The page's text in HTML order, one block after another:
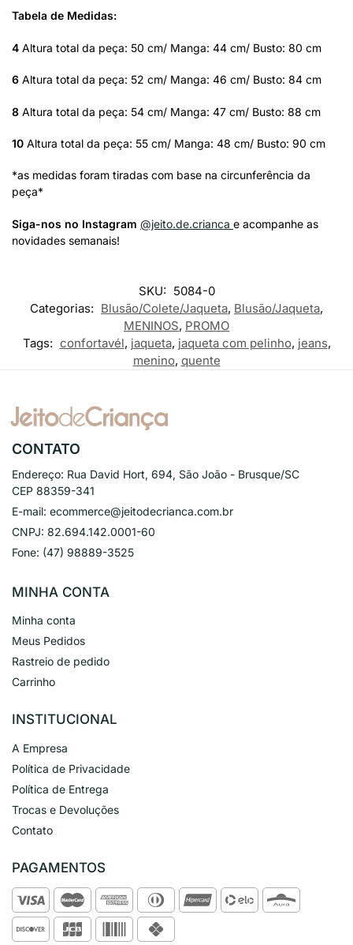
Tabela de Medidas:
4 Altura total da peça: 50 cm/ Manga: 44 cm/ Busto: 80 cm
6 Altura total da peça: 52 cm/ Manga: 46 cm/ Busto: 84 cm
8 Altura total da peça: 54 cm/ Manga: 47 cm/ Busto: 88 cm
10 Altura total da peça: 55 cm/ Manga: 48 cm/ Busto: 90 cm
*as medidas foram tiradas com base na circunferência da
peça*
Siga-nos no Instagram @jeito.de.crianca e acompanhe as
novidades semanais!
SKU: 5084-0
Categorias: Blusão/Colete/Jaqueta, Blusão/Jaqueta,
MENINOS, PROMO
Tags: confortavél, jaqueta, jaqueta com pelinho, jeans,
menino, quente
CONTATO
Endereço: Rua David Hort, 694, São João - Brusque/SC
CEP 88359-341
E-mail: ecommerce@jeitodecrianca.com.br
CNPJ: 82.694.142.0001-60
Fone: (47) 98889-3525
MINHA CONTA
Minha conta
Meus Pedidos
Rastreio de pedido
Carrinho
INSTITUCIONAL
A Empresa
Política de Privacidade
Política de Entrega
Trocas e Devoluções
Contato
PAGAMENTOS